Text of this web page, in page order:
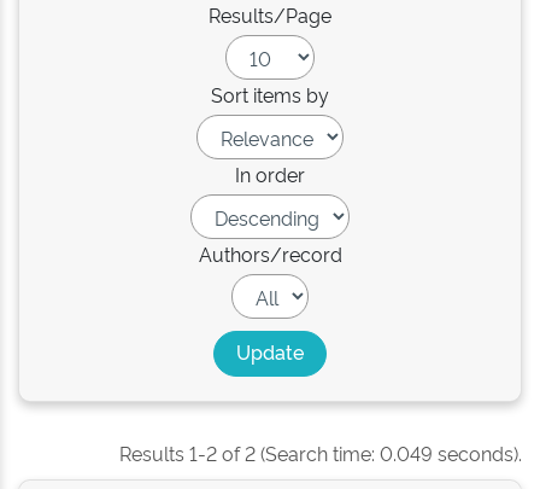
Results/Page
Sort items by
In order
Authors/record
Results 1-2 of 2 (Search time: 0.049 seconds).